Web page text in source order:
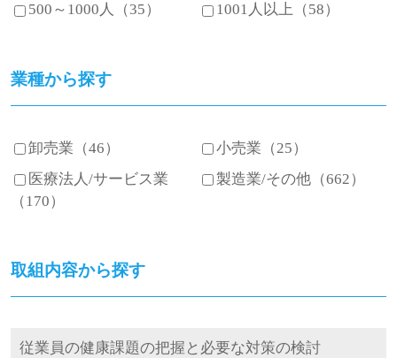
500～1000人（35）
1001人以上（58）
業種から探す
卸売業（46）
小売業（25）
医療法人/サービス業
（170）
製造業/その他（662）
取組内容から探す
従業員の健康課題の把握と必要な対策の検討